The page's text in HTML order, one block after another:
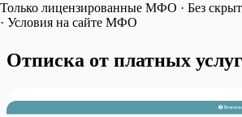
Только лицензированные МФО · Без
· Условия на сайте МФО
Отписка от платных услуг